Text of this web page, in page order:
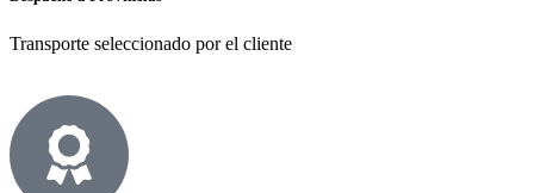
Transporte seleccionado por el cliente